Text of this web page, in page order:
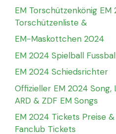
EM Torschützenkönig EM
Torschützenliste &
EM-Maskottchen 2024
EM 2024 Spielball
EM 2024 Schiedsrichter
Offizieller EM 2024
ARD & ZDF EM Songs
EM 2024 Tickets Preise
Fanclub Tickets